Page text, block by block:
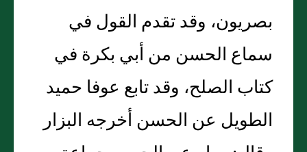
بصريون، وقد تقدم القول في
سماع الحسن من أبي بكرة في
كتاب الصلح، وقد تابع عوفا حميد
الطويل عن الحسن أخرجه البزار